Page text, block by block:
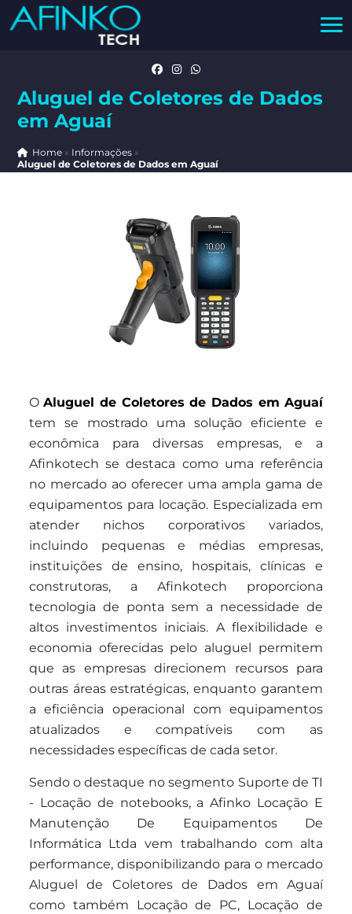
Aluguel de Coletores de Dados
em Aguaí
Home» Informações »
Aluguel de Coletores de Dados em Aguaí
OAluguel de Coletores de Dados em Aguaí
tem se mostrado uma solução eficiente e
econômica para diversas empresas, e a
Afinkotech se destaca como uma referência
no mercado ao oferecer uma ampla gama de
equipamentos para locação. Especializada em
atender nichos corporativos variados,
incluindo pequenas e médias empresas,
instituições de ensino, hospitais, clínicas e
construtoras, a Afinkotech proporciona
tecnologia de ponta sem a necessidade de
altos investimentos iniciais. A flexibilidade e
economia oferecidas pelo aluguel permitem
que as empresas direcionem recursos para
outras áreas estratégicas, enquanto garantem
a eficiência operacional com equipamentos
atualizados e compatíveis com as
necessidades específicas de cada setor.
Sendo o destaque no segmento Suporte de TI
- Locação de notebooks, a Afinko Locação E
Manutenção De Equipamentos De
Informática Ltda vem trabalhando com alta
performance, disponibilizando para o mercado
Aluguel de Coletores de Dados em Aguaí
como também Locação de PC, Locação de